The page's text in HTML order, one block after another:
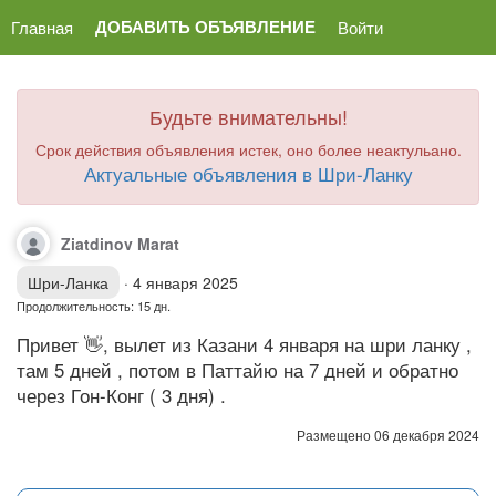
Главная ДОБАВИТЬ ОБЪЯВЛЕНИЕ Войти
Будьте внимательны!
Срок действия объявления истек, оно более неактульано.
Актуальные объявления в Шри-Ланку
Ziatdinov Marat
Шри-Ланка
· 4 января 2025
Продолжительность: 15 дн.
Привет 👋, вылет из Казани 4 января на шри ланку ,
там 5 дней , потом в Паттайю на 7 дней и обратно
через Гон-Конг ( 3 дня) .
Размещено 06 декабря 2024